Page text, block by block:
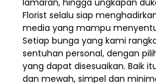
Florist selalu siap
media yang mampu
Setiap bunga yang kami
sentuhan personal, dengan
yang dapat disesuaikan. Baik
dan mewah, simpel dan